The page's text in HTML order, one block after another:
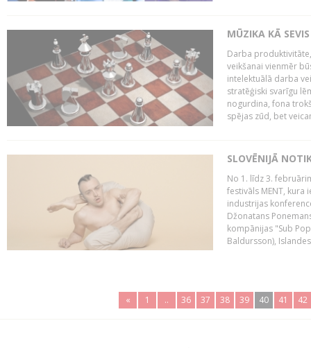
MŪZIKA KĀ
Darba
veikšanai vienmēr
intelektuālā darba
stratēģiski svarīgu
nogurdina, fona
spējas zūd, bet
SLOVĒNIJĀ
No 1. līdz 3.
festivāls MENT, kura
industrijas
Džonatans
kompānijas "Sub
Baldursson),
« 1 .. 36 37 38 39 40 41 42